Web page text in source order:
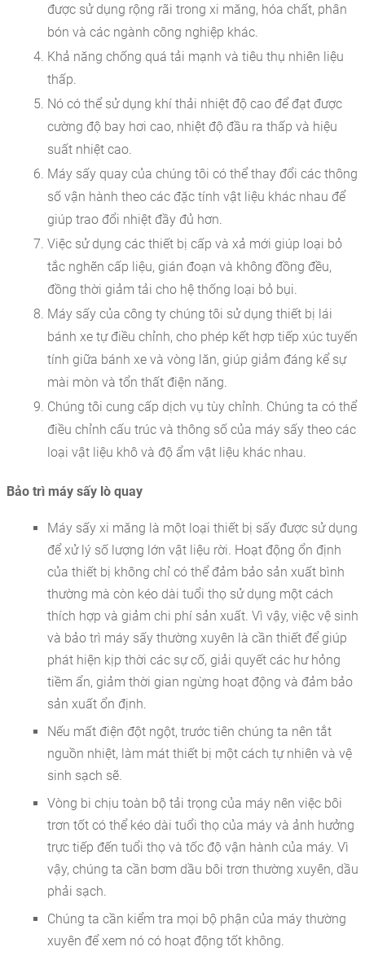
được sử dụng rộng rãi trong xi măng, hóa chất, phân
bón và các ngành công nghiệp khác.
Khả năng chống quá tải mạnh và tiêu thụ nhiên liệu
thấp.
Nó có thể sử dụng khí thải nhiệt độ cao để đạt được
cường độ bay hơi cao, nhiệt độ đầu ra thấp và hiệu
suất nhiệt cao.
Máy sấy quay của chúng tôi có thể thay đổi các thông
số vận hành theo các đặc tính vật liệu khác nhau để
giúp trao đổi nhiệt đầy đủ hơn.
Việc sử dụng các thiết bị cấp và xả mới giúp loại bỏ
tắc nghẽn cấp liệu, gián đoạn và không đồng đều,
đồng thời giảm tải cho hệ thống loại bỏ bụi.
Máy sấy của công ty chúng tôi sử dụng thiết bị lái
bánh xe tự điều chỉnh, cho phép kết hợp tiếp xúc tuyến
tính giữa bánh xe và vòng lăn, giúp giảm đáng kể sự
mài mòn và tổn thất điện năng.
Chúng tôi cung cấp dịch vụ tùy chỉnh. Chúng ta có thể
điều chỉnh cấu trúc và thông số của máy sấy theo các
loại vật liệu khô và độ ẩm vật liệu khác nhau.
Bảo trì máy sấy lò quay
Máy sấy xi măng là một loại thiết bị sấy được sử dụng
để xử lý số lượng lớn vật liệu rời. Hoạt động ổn định
của thiết bị không chỉ có thể đảm bảo sản xuất bình
thường mà còn kéo dài tuổi thọ sử dụng một cách
thích hợp và giảm chi phí sản xuất. Vì vậy, việc vệ sinh
và bảo trì máy sấy thường xuyên là cần thiết để giúp
phát hiện kịp thời các sự cố, giải quyết các hư hỏng
tiềm ẩn, giảm thời gian ngừng hoạt động và đảm bảo
sản xuất ổn định.
Nếu mất điện đột ngột, trước tiên chúng ta nên tắt
nguồn nhiệt, làm mát thiết bị một cách tự nhiên và vệ
sinh sạch sẽ.
Vòng bi chịu toàn bộ tải trọng của máy nên việc bôi
trơn tốt có thể kéo dài tuổi thọ của máy và ảnh hưởng
trực tiếp đến tuổi thọ và tốc độ vận hành của máy. Vì
vậy, chúng ta cần bơm dầu bôi trơn thường xuyên, dầu
phải sạch.
Chúng ta cần kiểm tra mọi bộ phận của máy thường
xuyên để xem nó có hoạt động tốt không.